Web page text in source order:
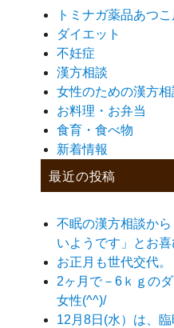
トミナガ薬品あつ
ダイエット
不妊症
漢方相談
女性のための漢方相
お料理・お弁当
食育・食べ物
新着情報
最近の投稿
不眠の漢方相談か
いようです」とお
お正月も世代交代。
2ヶ月で－6ｋｇの
女性(^^)/
12月8日(水）は、